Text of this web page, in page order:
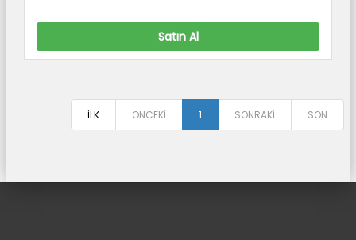
Satın Al
İLK ÖNCEKİ 1 SONRAKİ SON